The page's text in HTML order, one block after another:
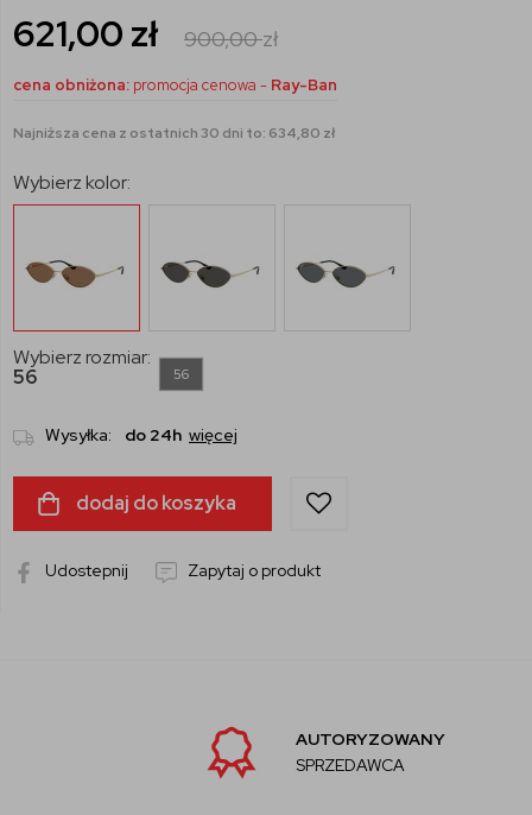
621,00 zł 900,00zł
cena obniżona: promocja cenowa - Ray-Ban
Najniższa cena z ostatnich 30 dni to: 634,80 zł
Wybierz kolor:
Wybierz rozmiar:
56
56
Wysyłka: do 24h więcej
dodaj do koszyka
Udostepnij Zapytaj o produkt
AUTORYZOWANY
SPRZEDAWCA